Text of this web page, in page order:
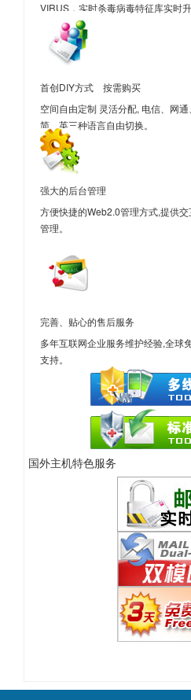
VIRUS，实时杀毒病毒特征库实时
>99.8%.
首创DIY方式 按需购买
空间自由定制 灵活分配, 电信、网通
简、英三种语言自由切换。
强大的后台管理
方便快捷的Web2.0管理方式,提供
管理。
完善、贴心的售后服务
多年互联网企业服务维护经验,全球
支持。
国外主机特色服务